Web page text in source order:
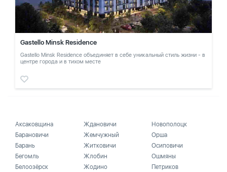
Gastello Minsk Residence
Gastello Minsk Residence объединяет в себе уникальный стиль жизни - в
центре города и в тихом месте
Аксаковщина
Барановичи
Барань
Бегомль
Белоозёрск
Ждановичи
Жемчужный
Житковичи
Жлобин
Жодино
Новополоцк
Орша
Осиповичи
Ошмяны
Петриков